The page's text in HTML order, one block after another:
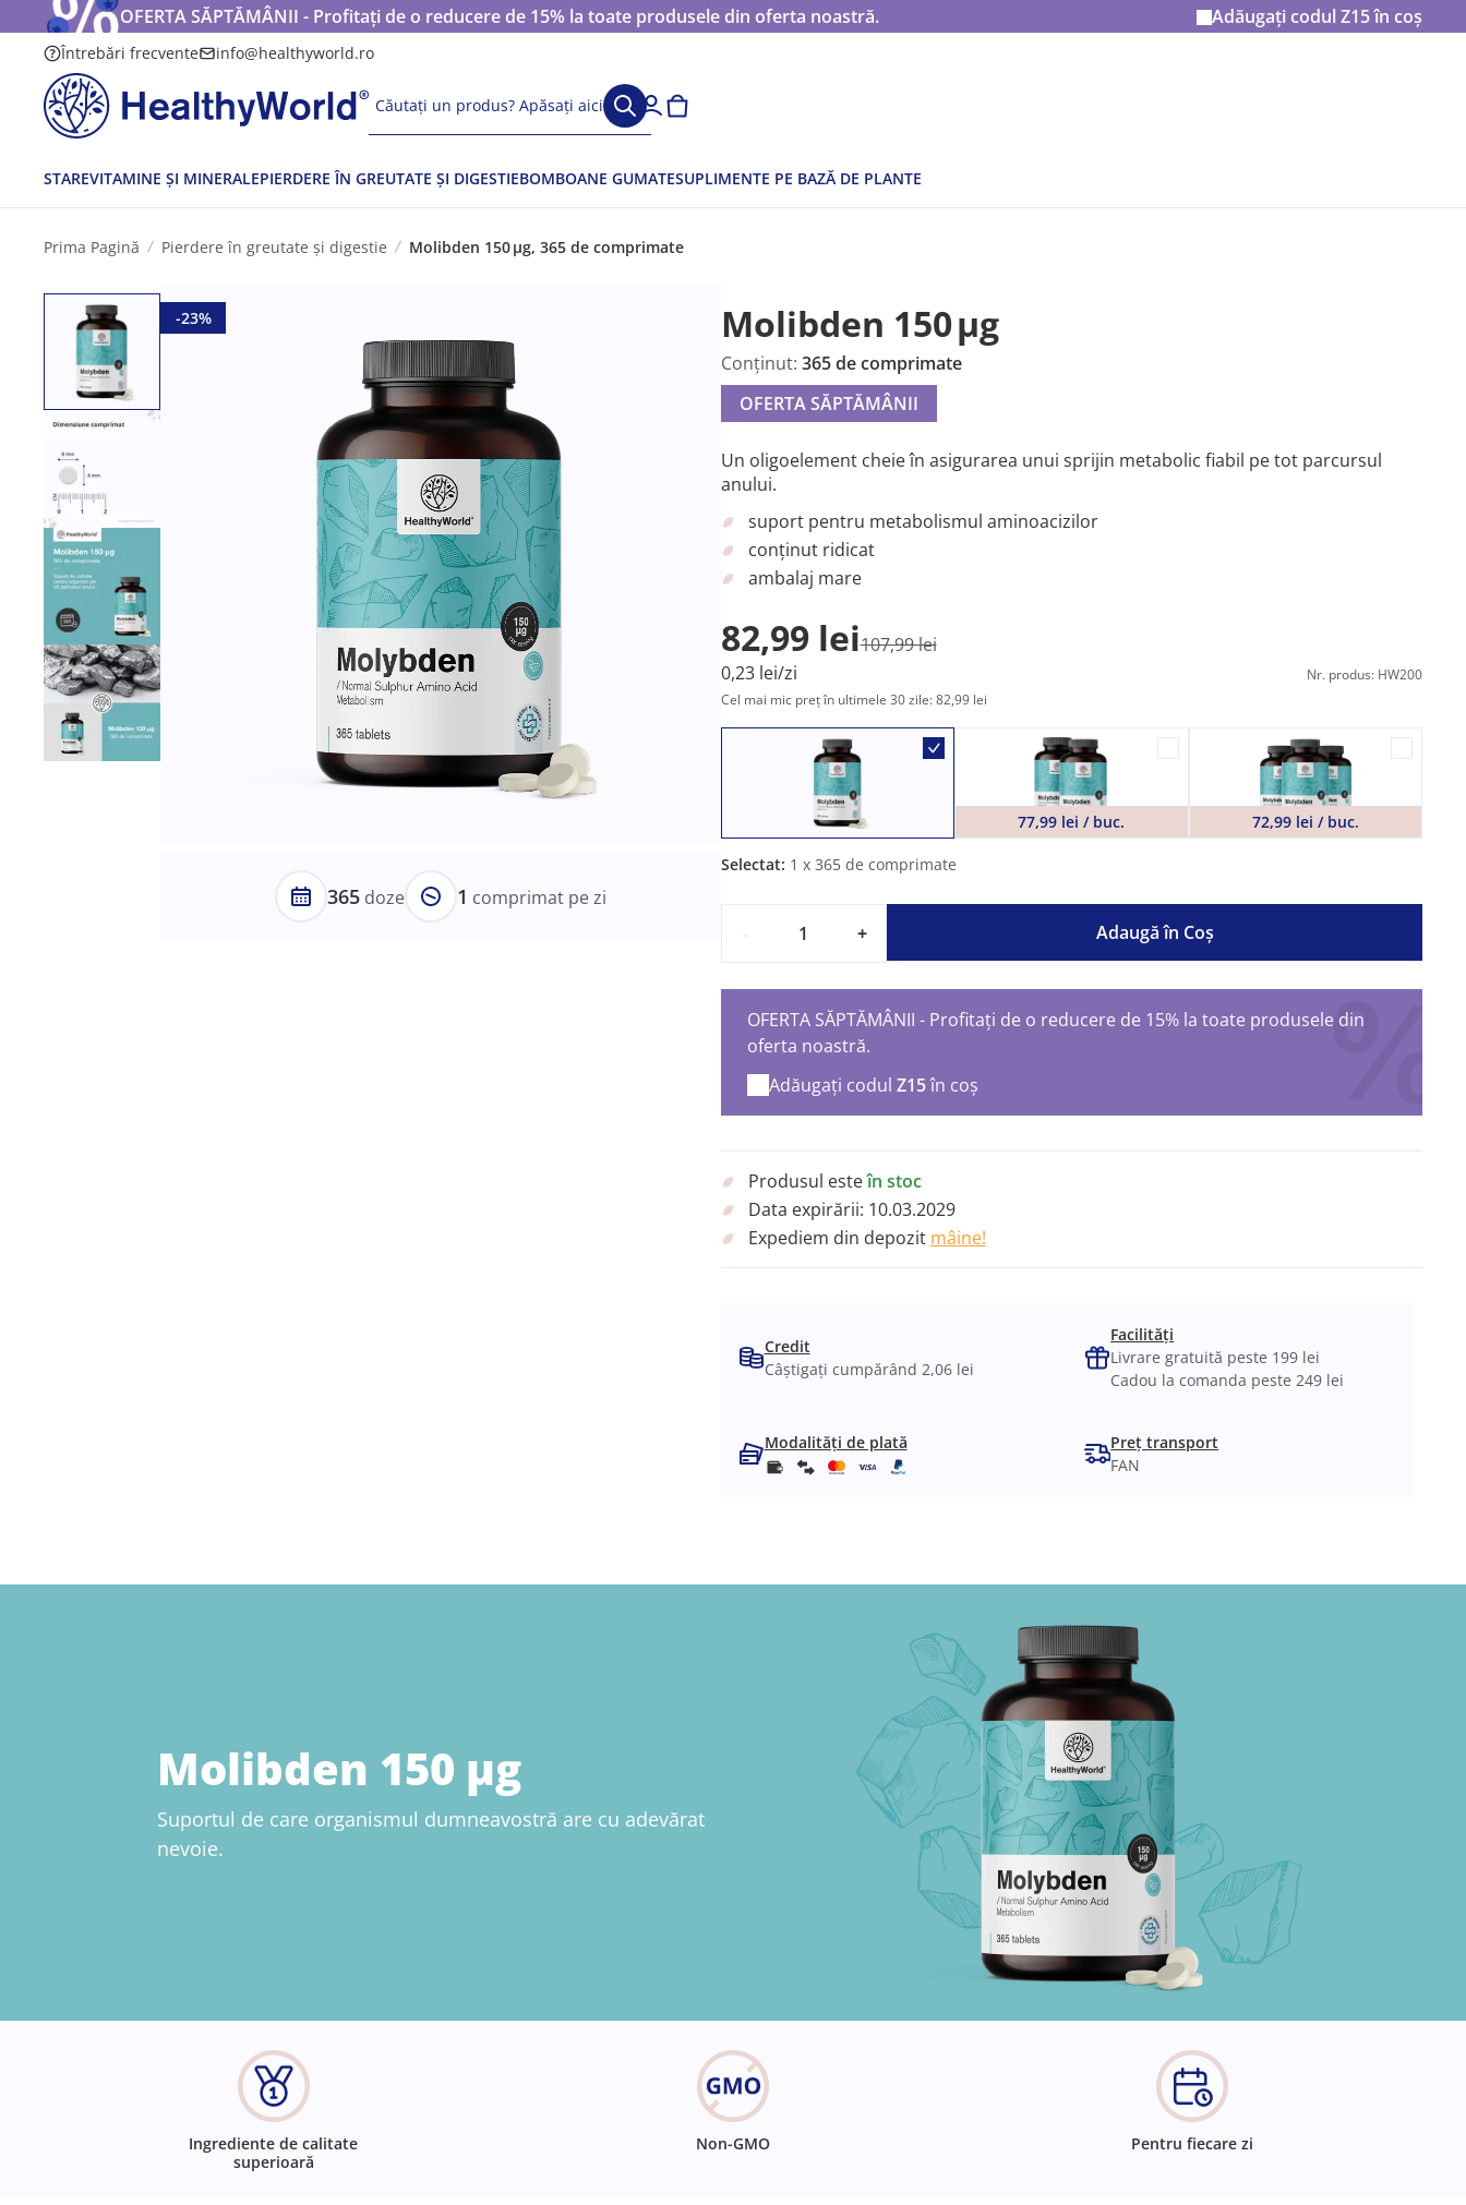
OFERTA SĂPTĂMÂNII - Profitați de o reducere de 15% la toate produsele din oferta noastră. Adăugați codul Z15în coș
Întrebări frecvente info@healthyworld.ro
Căutați un produs? Apăsați aici
STAREVITAMINE ȘI MINERALEPIERDERE ÎN GREUTATE ȘI DIGESTIEBOMBOANE GUMATESUPLIMENTE PE BAZĂ DE PLANTE
Prima Pagină Pierdere în greutate și digestie Molibden 150 µg, 365 de comprimate
-23%
365doze 1 comprimat pe zi
Molibden 150 µg
Conținut: 365 de comprimate
OFERTA SĂPTĂMÂNII
Un oligoelement cheie în asigurarea unui sprijin metabolic fiabil pe tot parcursul
anului.
suport pentru metabolismul aminoacizilor
conținut ridicat
ambalaj mare
82,99 lei107,99 lei
0,23 lei/zi
Nr. produs: HW200
Cel mai mic preț în ultimele 30 zile: 82,99 lei
77,99 lei / buc. 72,99 lei / buc.
Selectat: 1 x 365 de comprimate
+ Adaugă în Coş
OFERTA SĂPTĂMÂNII - Profitați de o reducere de 15% la toate produsele din
oferta noastră.
Adăugați codul Z15în coș
Produsul esteîn stoc
Data expirării: 10.03.2029
Expediem din depozit mâine!
Credit
Câștigați cumpărând 2,06 lei
Facilități
Livrare gratuită peste 199 lei
Cadou la comanda peste 249 lei
Modalități de plată
Preț transport
FAN
Molibden 150 µg
Suportul de care organismul dumneavostră are cu adevărat
nevoie.
Ingrediente de calitate
superioară
Non-GMO Pentru fiecare zi